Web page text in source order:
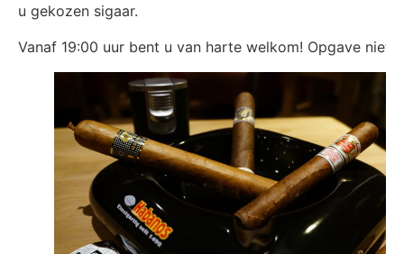
u gekozen sigaar.
Vanaf 19:00 uur bent u van harte welkom! Opgave niet